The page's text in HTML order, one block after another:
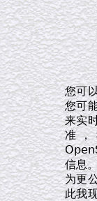
您可
您可
来实
准
信息
为更
此我